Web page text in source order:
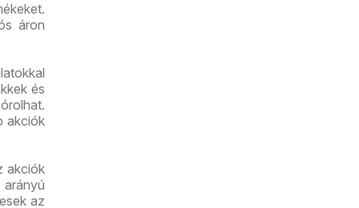
áron
és
akciók
akciók
az